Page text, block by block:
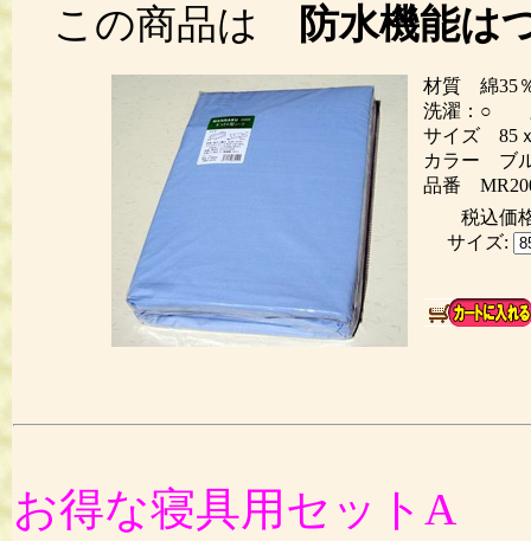
この商品は
防水機能は
材質 綿35
洗濯：○
サイズ 85ｘ
カラー ブ
品番
税込価
サイズ:
お得な寝具用セットA